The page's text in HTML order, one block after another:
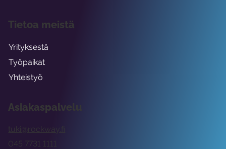
Asiakaspalvelu
tuki@rockway.fi
045 7731 1111
Tietoa meistä
Yrityksestä
Työpaikat
Yhteistyö